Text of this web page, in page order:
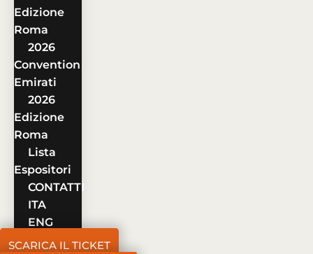
Edizione
Roma
2026
Convention
Emirati
2026
Edizione
Roma
Lista
Espositori
CONTATTI
ITA
ENG
SCARICA IL TICKET